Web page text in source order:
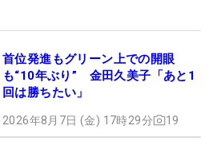
首位発進もグリーン上での開眼
も“10年ぶり” 金田久美子「あと1
回は勝ちたい」
2026年8月7日 (金) 17時29分 19